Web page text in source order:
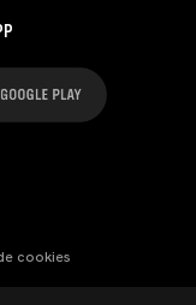
cookies